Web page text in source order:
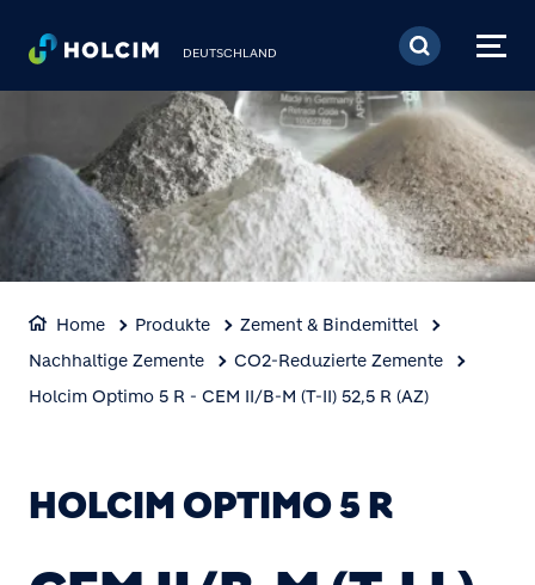
Direkt zum Inhalt
DEUTSCHLAND
Home Produkte
Zement & Bindemittel
Nachhaltige Zemente
CO2-Reduzierte Zemente
Holcim Optimo 5 R - CEM II/B-M (T-II) 52,5 R (AZ)
HOLCIM OPTIMO 5 R